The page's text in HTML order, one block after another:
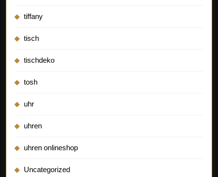
tiffany
tisch
tischdeko
tosh
uhr
uhren
uhren onlineshop
Uncategorized